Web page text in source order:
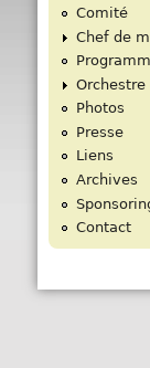
Comité
Chef de
Orchestre
Photos
Presse
Liens
Archives
Contact